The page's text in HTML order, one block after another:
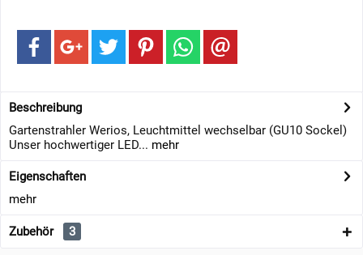
Beschreibung
Gartenstrahler Werios, Leuchtmittel wechselbar (GU10 Sockel)
Unser hochwertiger LED... mehr
Eigenschaften
mehr
Zubehör 3